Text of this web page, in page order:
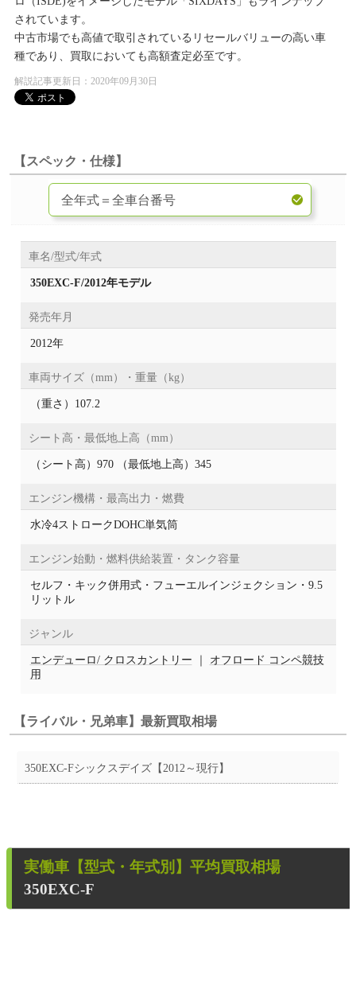
されています。
中古市場でも高値で取引されているリセールバリューの高い車
種であり、買取においても高額査定必至です。
解説記事更新日：2020年09月30日
【スペック・仕様】
車名/型式/年式
350EXC-F/2012年モデル
発売年月
2012年
車両サイズ（mm）・重量（kg）
（重さ）107.2
シート高・最低地上高（mm）
（シート高）970 （最低地上高）345
エンジン機構・最高出力・燃費
水冷4ストロークDOHC単気筒
エンジン始動・燃料供給装置・タンク容量
セルフ・キック併用式・フューエルインジェクション・9.5
リットル
ジャンル
エンデューロ/ クロスカントリー ｜ オフロード コンペ競技
用
【ライバル・兄弟車】最新買取相場
350EXC-Fシックスデイズ【2012～現行】
実働車 【型式・年式別】平均買取相場
350EXC-F